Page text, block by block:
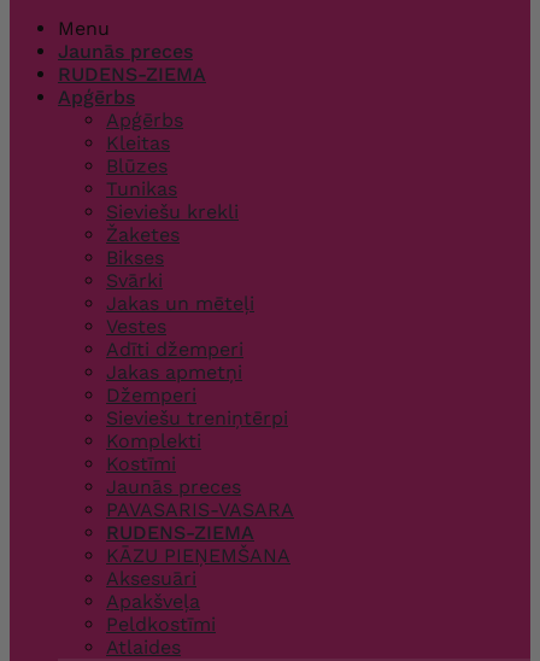
Menu
Jaunās preces
RUDENS-ZIEMA
Apģērbs
Apģērbs
Kleitas
Blūzes
Tunikas
Sieviešu krekli
Žaketes
Bikses
Svārki
Jakas un mēteļi
Vestes
Adīti džemperi
Jakas apmetņi
Džemperi
Sieviešu treniņtērpi
Komplekti
Kostīmi
Jaunās preces
PAVASARIS-VASARA
RUDENS-ZIEMA
KĀZU PIEŅEMŠANA
Aksesuāri
Apakšveļa
Peldkostīmi
Atlaides